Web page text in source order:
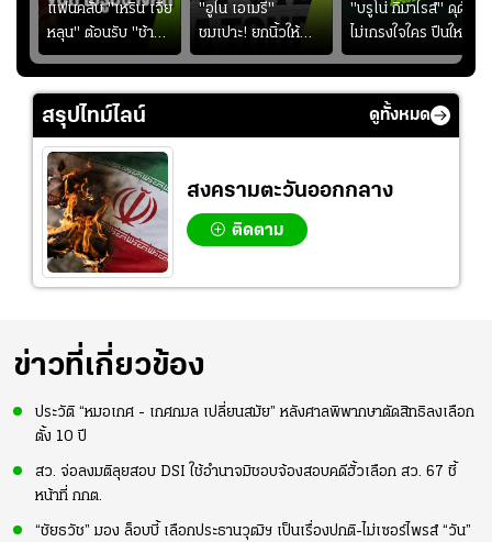
แฟนคลับ "เหริน เจีย
หลุน" ต้อนรับ "ช้าง
ศึก" กลับบ้าน
"อูไน เอเมรี่"
ชมเปาะ! ยกนิ้วให้
แท็กติกบีจี แฮปปี้
สุดๆ กับการเยือนไทย
"บรูโน่ กิมาไรส์" ดุดัน
ไม่เกรงใจใคร ปืนใหญ่
เสิรมอาวุธหนัก
สรุปไทม์ไลน์ ดูทั้งหมด
สงครามตะวันออกกลาง
ติดตาม
ข่าวที่เกี่ยวข้อง
ประวัติ “หมอเกศ - เกศกมล เปลี่ยนสมัย” หลังศาลพิพากษาตัดสิทธิลงเลือก
ตั้ง 10 ปี
สว. จ่อลงมติลุยสอบ DSI ใช้อำนาจมิชอบจ้องสอบคดีฮั้วเลือก สว. 67 ชี้
หน้าที่ กกต.
“ชัยธวัช” มอง ล็อบบี้ เลือกประธานวุฒิฯ เป็นเรื่องปกติ-ไม่เซอร์ไพรส์ “วัน”